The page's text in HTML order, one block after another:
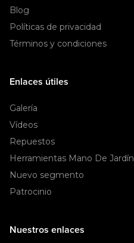
Blog
Políticas de privacidad
Términos y condiciones
Enlaces útiles
Galería
Vídeos
Repuestos
Herramientas Mano De Jardín
Nuevo segmento
Patrocinio
Nuestros enlaces